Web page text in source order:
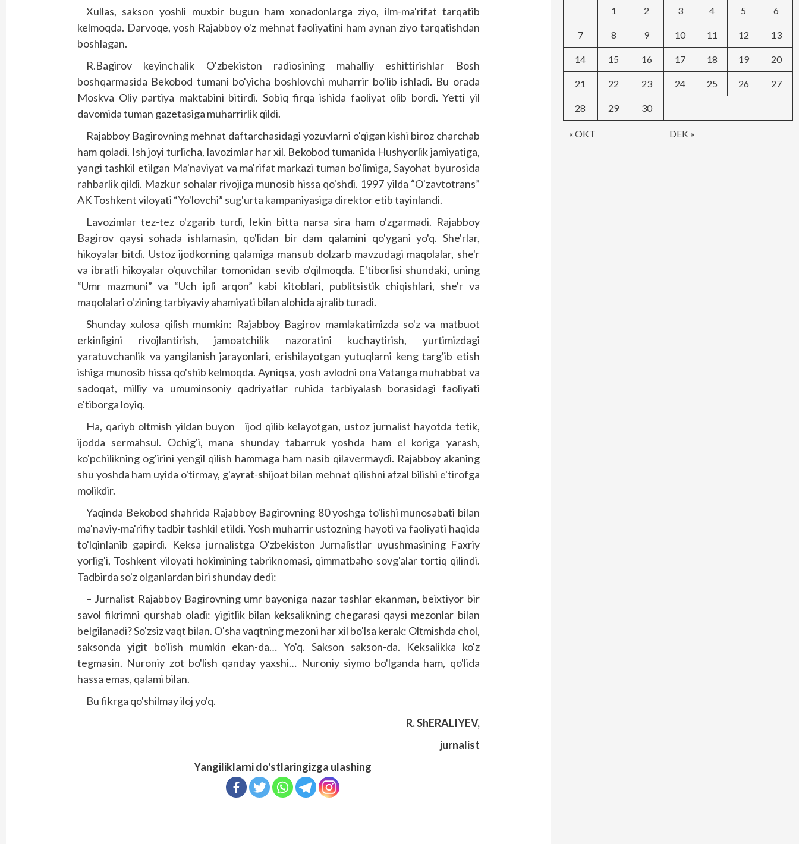
Xullas, sakson yoshli muxbir bugun ham xonadonlarga ziyo, ilm-ma'rifat tarqatib
kelmoqda. Darvoqe, yosh Rajabboy o'z mehnat faoliyatini ham aynan ziyo tarqatishdan
boshlagan.
R.Bagirov keyinchalik O'zbekiston radiosining mahalliy eshittirishlar Bosh
boshqarmasida Bekobod tumani bo'yicha boshlovchi muharrir bo'lib ishladi. Bu orada
Moskva Oliy partiya maktabini bitirdi. Sobiq firqa ishida faoliyat olib bordi. Yetti yil
davomida tuman gazetasiga muharrirlik qildi.
Rajabboy Bagirovning mehnat daftarchasidagi yozuvlarni o'qigan kishi biroz charchab
ham qoladi. Ish joyi turlicha, lavozimlar har xil. Bekobod tumanida Hushyorlik jamiyatiga,
yangi tashkil etilgan Ma'naviyat va ma'rifat markazi tuman bo'limiga, Sayohat byurosida
rahbarlik qildi. Mazkur sohalar rivojiga munosib hissa qo'shdi. 1997 yilda “O'zavtotrans”
AK Toshkent viloyati “Yo'lovchi” sug'urta kampaniyasiga direktor etib tayinlandi.
Lavozimlar tez-tez o'zgarib turdi, lekin bitta narsa sira ham o'zgarmadi. Rajabboy
Bagirov qaysi sohada ishlamasin, qo'lidan bir dam qalamini qo'ygani yo'q. She'rlar,
hikoyalar bitdi. Ustoz ijodkorning qalamiga mansub dolzarb mavzudagi maqolalar, she'r
va ibratli hikoyalar o'quvchilar tomonidan sevib o'qilmoqda. E'tiborlisi shundaki, uning
“Umr mazmuni” va “Uch ipli arqon” kabi kitoblari, publitsistik chiqishlari, she'r va
maqolalari o'zining tarbiyaviy ahamiyati bilan alohida ajralib turadi.
Shunday xulosa qilish mumkin: Rajabboy Bagirov mamlakatimizda so'z va matbuot
erkinligini rivojlantirish, jamoatchilik nazoratini kuchaytirish, yurtimizdagi
yaratuvchanlik va yangilanish jarayonlari, erishilayotgan yutuqlarni keng targ'ib etish
ishiga munosib hissa qo'shib kelmoqda. Ayniqsa, yosh avlodni ona Vatanga muhabbat va
sadoqat, milliy va umuminsoniy qadriyatlar ruhida tarbiyalash borasidagi faoliyati
e'tiborga loyiq.
Ha, qariyb oltmish yildan buyon ijod qilib kelayotgan, ustoz jurnalist hayotda tetik,
ijodda sermahsul. Ochig'i, mana shunday tabarruk yoshda ham el koriga yarash,
ko'pchilikning og'irini yengil qilish hammaga ham nasib qilavermaydi. Rajabboy akaning
shu yoshda ham uyida o'tirmay, g'ayrat-shijoat bilan mehnat qilishni afzal bilishi e'tirofga
molikdir.
Yaqinda Bekobod shahrida Rajabboy Bagirovning 80 yoshga to'lishi munosabati bilan
ma'naviy-ma'rifiy tadbir tashkil etildi. Yosh muharrir ustozning hayoti va faoliyati haqida
to'lqinlanib gapirdi. Keksa jurnalistga O'zbekiston Jurnalistlar uyushmasining Faxriy
yorlig'i, Toshkent viloyati hokimining tab­riknomasi, qimmatbaho sovg'alar tortiq qilindi.
Tadbirda so'z olganlardan biri shunday dedi:
– Jurnalist Rajabboy Bagirovning umr bayoniga nazar tashlar ekanman, beixtiyor bir
savol fikrimni qurshab oladi: yigitlik bilan keksalikning chegarasi qaysi mezonlar bilan
belgilanadi? So'zsiz vaqt bilan. O'sha vaqtning mezoni har xil bo'lsa kerak: Oltmishda chol,
saksonda yigit bo'lish mumkin ekan-da… Yo'q. Sakson sakson-da. Keksalikka ko'z
tegmasin. Nuroniy zot bo'lish qanday yaxshi… Nuroniy siymo bo'lganda ham, qo'lida
hassa emas, qalami bilan.
Bu fikrga qo'shilmay iloj yo'q.
R. ShERALIYEV,
jurnalist
Yangiliklarni do'stlaringizga ulashing
« OKT DEK »
1 2 3 4 5 6
7 8 9 10 11 12 13
14 15 16 17 18 19 20
21 22 23 24 25 26 27
28 29 30